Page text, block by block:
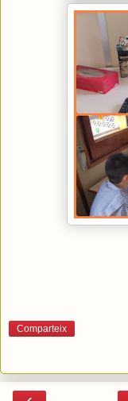
Comparteix